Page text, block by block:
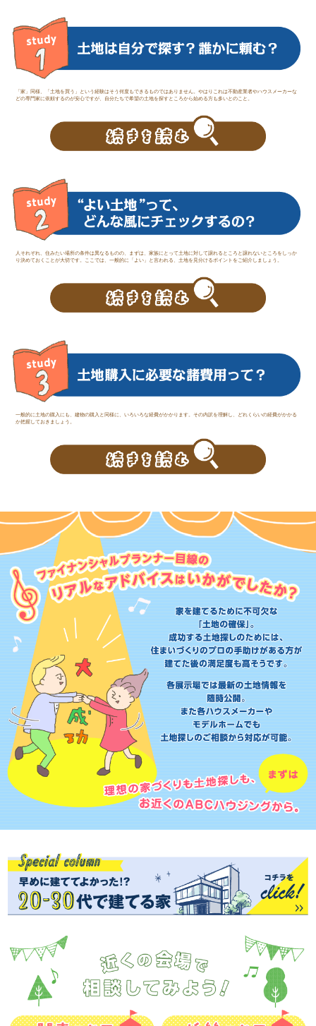
「家」同様、「土地を買う」という経験はそう何度もできるものではありません。やはりこれは不動産業者やハウスメーカーな
どの専門家に依頼するのが安心ですが、自分たちで希望の土地を探すところから始める方も多いとのこと。
人それぞれ、住みたい場所の条件は異なるものの、まずは、家族にとって土地に対して譲れるところと譲れないところをしっか
り決めておくことが大切です。ここでは、一般的に「よい」と言われる、土地を見分けるポイントをご紹介しましょう。
一般的に土地の購入にも、建物の購入と同様に、いろいろな経費がかかります。その内訳を理解し、どれくらいの経費がかかる
か把握しておきましょう。